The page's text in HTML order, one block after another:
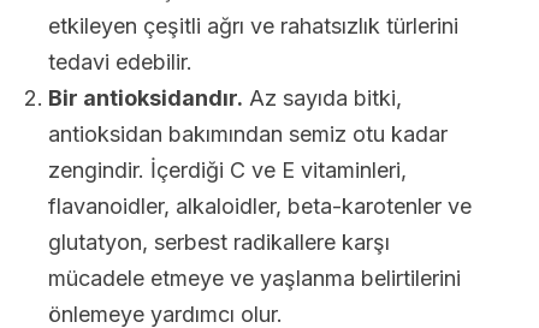
etkileyen çeşitli ağrı ve rahatsızlık türlerini
tedavi edebilir.
Bir antioksidandır. Az sayıda bitki,
antioksidan bakımından semiz otu kadar
zengindir. İçerdiği C ve E vitaminleri,
flavanoidler, alkaloidler, beta-karotenler ve
glutatyon, serbest radikallere karşı
mücadele etmeye ve yaşlanma belirtilerini
önlemeye yardımcı olur.